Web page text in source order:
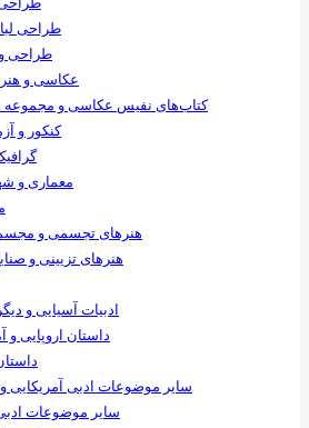
طراحی
طراحی
عکاسی و هنر
کتاب‌های نفیس عکاسی و
کنکور و
معماری و
هنرهای ‌تجسمی و
هنرهای تزیینی و
ادبیات آسیایی و
داستان اروپایی و
سایر موضوعات ادبی آمریکایی و
سایر موضوعات